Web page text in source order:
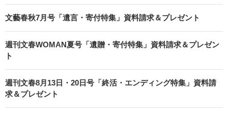
文藝春秋7月号「遺言・寄付特集」資料請求＆プレゼント
週刊文春WOMAN夏号「遺贈・寄付特集」資料請求＆プレゼン
ト
週刊文春8月13日・20日号「終活・エンディング特集」資料請
求＆プレゼント